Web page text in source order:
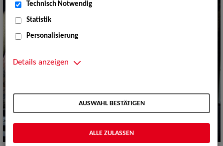
Technisch Notwendig
Statistik
Personalisierung
Details anzeigen
AUSWAHL BESTÄTIGEN
ALLE ZULASSEN